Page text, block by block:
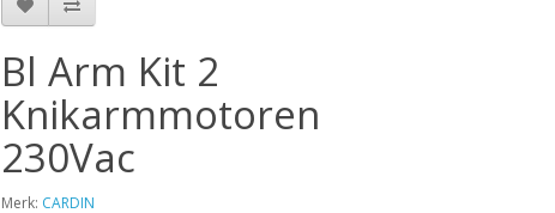
Bl Arm Kit 2
Knikarmmotoren
230Vac
Merk: CARDIN